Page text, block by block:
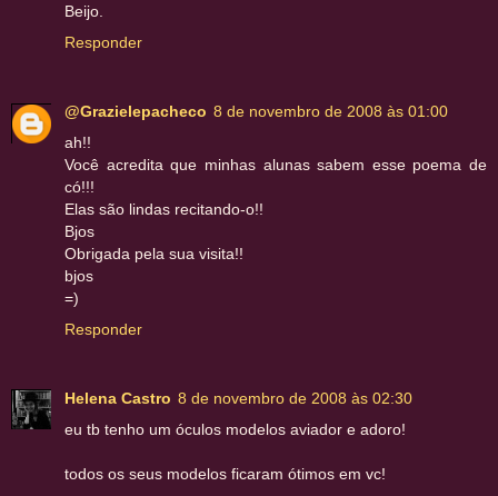
Beijo.
Responder
@Grazielepacheco 8 de novembro de 2008 às 01:00
ah!!
Você acredita que minhas alunas sabem esse poema de
có!!!
Elas são lindas recitando-o!!
Bjos
Obrigada pela sua visita!!
bjos
=)
Responder
Helena Castro 8 de novembro de 2008 às 02:30
eu tb tenho um óculos modelos aviador e adoro!
todos os seus modelos ficaram ótimos em vc!